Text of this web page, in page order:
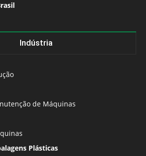
Indústria
de Máquinas
Plásticas